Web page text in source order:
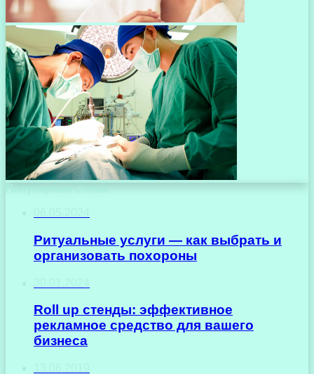
Ритуальные услуги — как выбрать и
организовать похороны
Roll up стенды: эффективное
рекламное средство для вашего
бизнеса